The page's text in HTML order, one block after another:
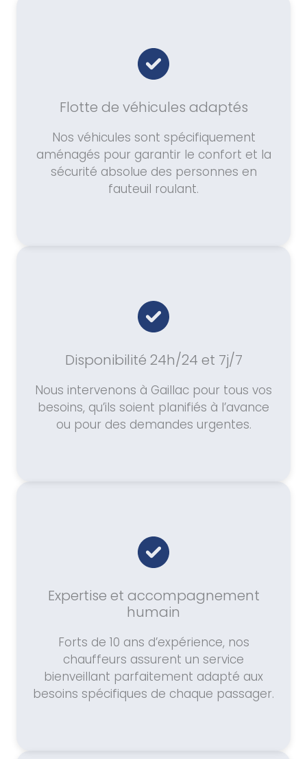
Flotte de véhicules adaptés
Nos véhicules sont spécifiquement
aménagés pour garantir le confort et la
sécurité absolue des personnes en
fauteuil roulant.
Disponibilité 24h/24 et 7j/7
Nous intervenons à Gaillac pour tous vos
besoins, qu’ils soient planifiés à l’avance
ou pour des demandes urgentes.
Expertise et accompagnement
humain
Forts de 10 ans d’expérience, nos
chauffeurs assurent un service
bienveillant parfaitement adapté aux
besoins spécifiques de chaque passager.